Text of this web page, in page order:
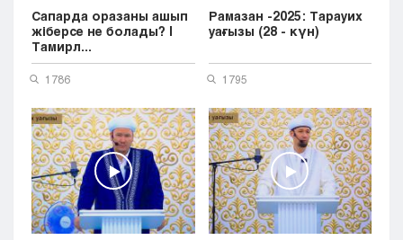
Сапарда оразаны ашып
жіберсе не болады? |
Тамирл...
1786
Рамазан -2025: Тарауих
уағызы (28 - күн)
1795